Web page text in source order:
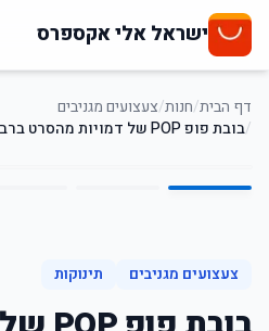
ישראל אלי אקספרס
דף הבית/חנות/צעצועים מגניבים
/בובת פופ POP של דמויות מהסרט ברבי 1
/
5
צעצועים מגניבים תינוקות